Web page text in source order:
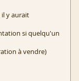
il y aurait
si quelqu'un
à vendre)